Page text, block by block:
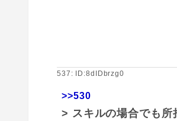
537: ID:8dIDbrzg0
>>530
> スキルの場合でも所